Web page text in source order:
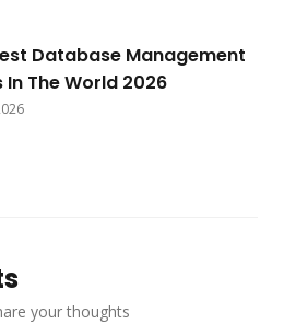
Database Management
In The World 2026
your thoughts